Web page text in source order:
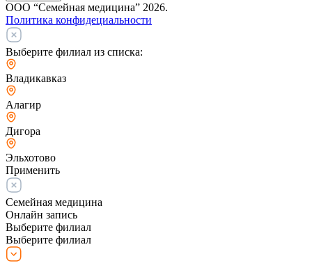
ООО “Семейная медицина” 2026.
Политика конфидециальности
Выберите филиал из списка:
Владикавказ
Алагир
Дигора
Эльхотово
Применить
Семейная медицина
Онлайн запись
Выберите филиал
Выберите филиал